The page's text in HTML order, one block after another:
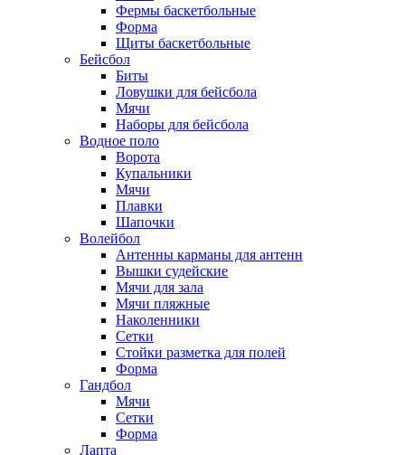
Фермы баскетбольные
Форма
Щиты баскетбольные
Бейсбол
Биты
Ловушки для бейсбола
Мячи
Наборы для бейсбола
Водное поло
Ворота
Купальники
Мячи
Плавки
Шапочки
Волейбол
Антенны карманы для антенн
Вышки судейские
Мячи для зала
Мячи пляжные
Наколенники
Сетки
Стойки разметка для полей
Форма
Гандбол
Мячи
Сетки
Форма
Лапта